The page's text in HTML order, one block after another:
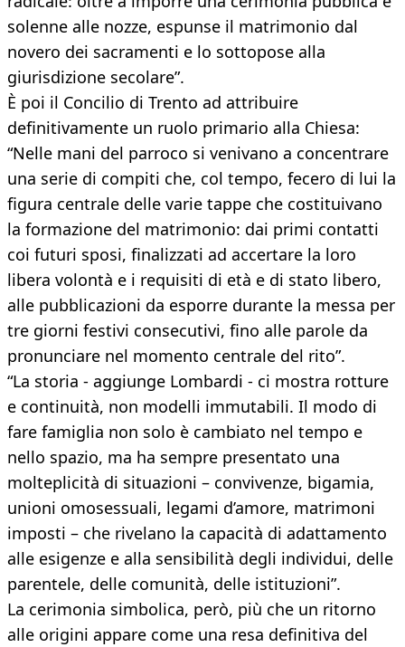
solenne alle nozze, espunse il matrimonio dal
novero dei sacramenti e lo sottopose alla
giurisdizione secolare”.
È poi il Concilio di Trento ad attribuire
definitivamente un ruolo primario alla Chiesa:
“Nelle mani del parroco si venivano a concentrare
una serie di compiti che, col tempo, fecero di lui la
figura centrale delle varie tappe che costituivano
la formazione del matrimonio: dai primi contatti
coi futuri sposi, finalizzati ad accertare la loro
libera volontà e i requisiti di età e di stato libero,
alle pubblicazioni da esporre durante la messa per
tre giorni festivi consecutivi, fino alle parole da
pronunciare nel momento centrale del rito”.
“La storia - aggiunge Lombardi - ci mostra rotture
e continuità, non modelli immutabili. Il modo di
fare famiglia non solo è cambiato nel tempo e
nello spazio, ma ha sempre presentato una
molteplicità di situazioni – convivenze, bigamia,
unioni omosessuali, legami d’amore, matrimoni
imposti – che rivelano la capacità di adattamento
alle esigenze e alla sensibilità degli individui, delle
parentele, delle comunità, delle istituzioni”.
La cerimonia simbolica, però, più che un ritorno
alle origini appare come una resa definitiva del